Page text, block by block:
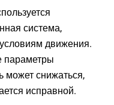
система,
движения.
параметры
может снижаться,
исправной.